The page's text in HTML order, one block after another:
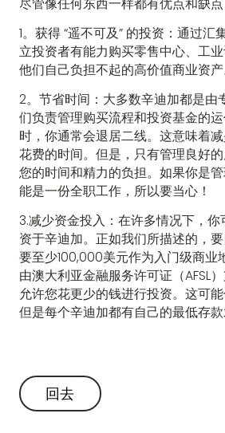
尽管像任何东西一样都有优点和缺
1。获得 “遥不可及” 的投资：通过汇
立投资者有能力购买零售中心、工
他们自己负担不起的高价值商业资产
2。节省时间：大多数辛迪加都是由
们负责管理购买流程和投资基金的
时，你通常会退居二线。这意味着
花费的时间。但是，只有管理良好
您的时间和精力的负担。如果你是
能是一份全职工作，所以要当心！
3.减少资金投入：在许多情况下，
资于辛迪加。正如我们所描述的，
要至少100,000美元作为入门级商业
由澳大利亚金融服务许可证（AFSL
允许您花更少的钱进行投资。这可
但是每个辛迪加都有自己的最低存款
回去